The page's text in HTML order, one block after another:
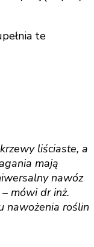
te
liściaste, a
mają
nawóz
mówi dr inż.
nawożenia roślin